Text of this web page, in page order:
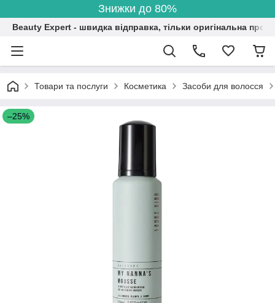
Знижки до 80%
Beauty Expert - швидка відправка, тільки оригінальна
Товари та послуги Косметика Засоби для волосся
–25%